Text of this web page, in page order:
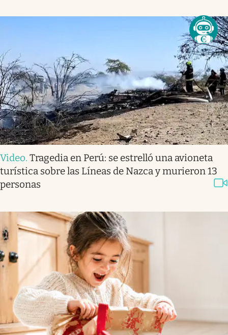
Video. Tragedia en Perú: se estrelló una avioneta
turística sobre las Líneas de Nazca y murieron 13
personas